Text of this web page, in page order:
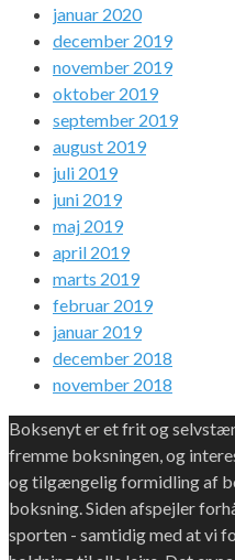
januar 2020
december 2019
november 2019
oktober 2019
september 2019
august 2019
juli 2019
juni 2019
maj 2019
april 2019
marts 2019
februar 2019
januar 2019
december 2018
november 2018
Boksenyt er et frit og
fremme boksningen, og
og tilgængelig formidling af
boksning. Siden afspejler
sporten - samtidig med at vi